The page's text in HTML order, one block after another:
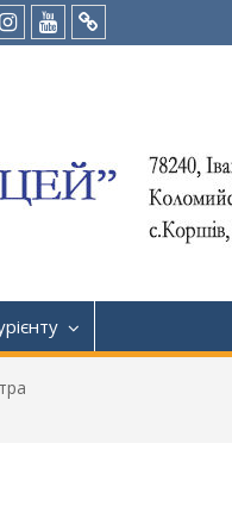
Instagram
Youtube
Tik-